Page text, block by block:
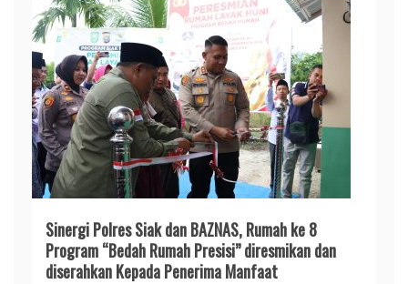
Sinergi Polres Siak dan BAZNAS, Rumah ke 8
Program “Bedah Rumah Presisi” diresmikan dan
diserahkan Kepada Penerima Manfaat